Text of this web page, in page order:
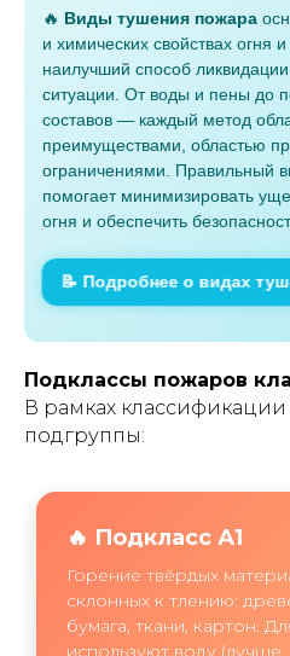
🔥 Виды тушения пожара
и химических свойствах огня
наилучший способ
ситуации. От воды и пены до
составов — каждый метод
преимуществами, областью
ограничениями. Правильный
помогает минимизировать
огня и обеспечить
📝 Подробнее о видах
Подклассы пожаров
В рамках
подгруппы:
🔥 Подкласс А1
Горение твёрдых
склонных к тлению:
бумага, ткани, картон.
используют воду (лучше